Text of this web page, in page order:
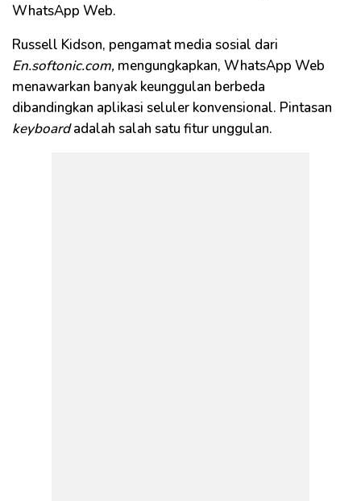
WhatsApp Web.
Russell Kidson, pengamat media sosial dari
En.softonic.com, mengungkapkan, WhatsApp Web
menawarkan banyak keunggulan berbeda
dibandingkan aplikasi seluler konvensional. Pintasan
keyboardadalah salah satu fitur unggulan.